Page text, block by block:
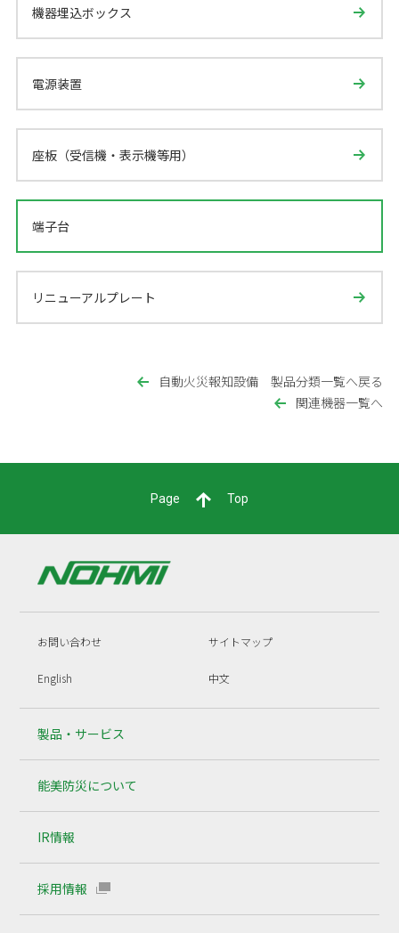
機器埋込ボックス
電源装置
座板（受信機・表示機等用）
端子台
リニューアルプレート
自動火災報知設備 製品分類一覧へ戻る
関連機器一覧へ
Page Top
お問い合わせ サイトマップ
English 中文
製品・サービス
能美防災について
IR情報
採用情報